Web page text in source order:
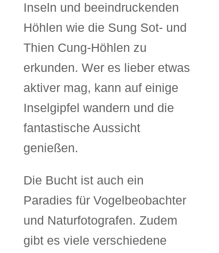
Inseln und beeindruckenden
Höhlen wie die Sung Sot- und
Thien Cung-Höhlen zu
erkunden. Wer es lieber etwas
aktiver mag, kann auf einige
Inselgipfel wandern und die
fantastische Aussicht
genießen.
Die Bucht ist auch ein
Paradies für Vogelbeobachter
und Naturfotografen. Zudem
gibt es viele verschiedene